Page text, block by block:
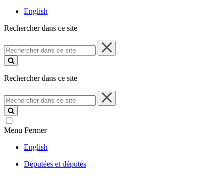
English
Rechercher dans ce site
Rechercher
dans
ce
Rechercher dans ce site
Rechercher
dans
ce
site
Menu Fermer
English
Députées et députés